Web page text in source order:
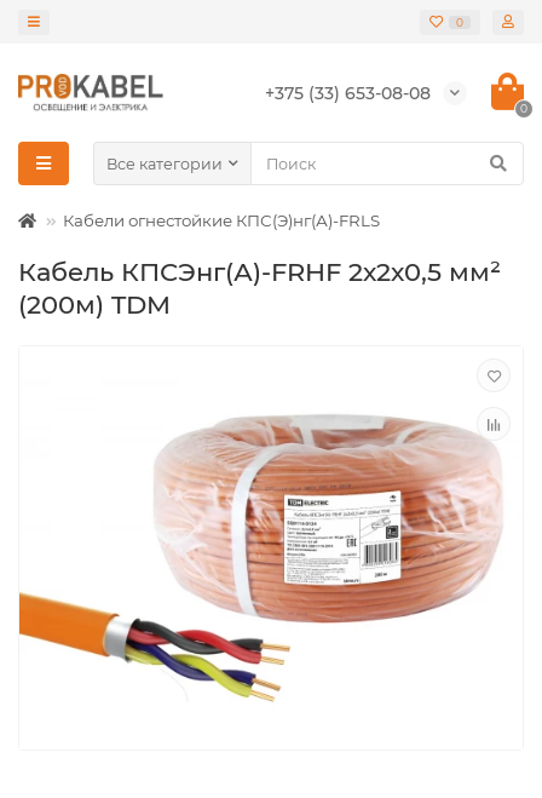
0
+375 (33) 653-08-08
0
Все категории
Кабели огнестойкие КПС(Э)нг(А)-FRLS
Кабель КПСЭнг(А)-FRHF 2х2х0,5 мм²
(200м) TDM